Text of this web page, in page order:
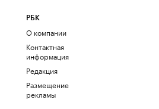
РБК
О компании
Контактная
информация
Редакция
Размещение
рекламы